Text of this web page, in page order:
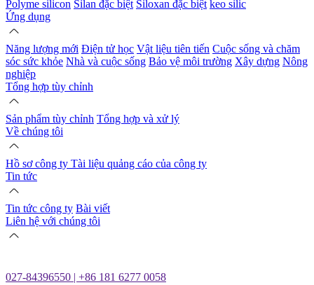
Polyme silicon Silan đặc biệt Siloxan đặc biệt keo silic
Ứng dụng
Năng lượng mới Điện tử học Vật liệu tiên tiến Cuộc sống và chăm
sóc sức khỏe Nhà và cuộc sống Bảo vệ môi trường Xây dựng Nông
nghiệp
Tổng hợp tùy chỉnh
Sản phẩm tùy chỉnh Tổng hợp và xử lý
Về chúng tôi
Hồ sơ công ty Tài liệu quảng cáo của công ty
Tin tức
Tin tức công ty Bài viết
Liên hệ với chúng tôi
027-84396550 | +86 181 6277 0058